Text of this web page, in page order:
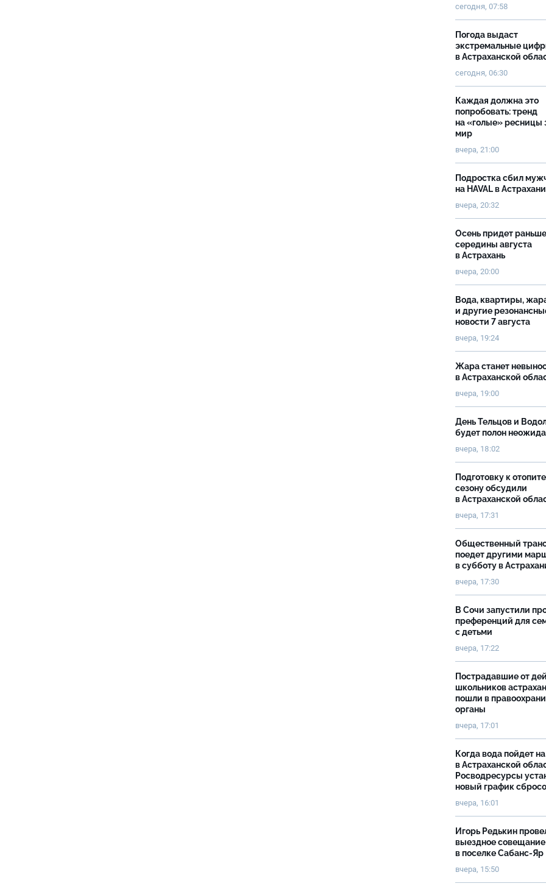
сегодня, 07:58
Погода выдаст
экстремальные
в Астраханской
сегодня, 06:30
Каждая должна это
попробовать: тренд
на «голые» ресницы
мир
вчера, 21:00
Подростка сбил
на HAVAL в Астрахани
вчера, 20:32
Осень придет раньше
середины августа
в Астрахань
вчера, 20:00
Вода, квартиры,
и другие
новости 7 августа
вчера, 19:24
Жара станет
в Астраханской
вчера, 19:00
День Тельцов и
будет полон
вчера, 18:02
Подготовку к
сезону обсудили
в Астраханской
вчера, 17:31
Общественный
поедет другими
в субботу в
вчера, 17:30
В Сочи запустили
преференций для
с детьми
вчера, 17:22
Пострадавшие от
школьников
пошли в
органы
вчера, 17:01
Когда вода пойдет
в Астраханской
Росводресурсы
новый график
вчера, 16:01
Игорь Редькин
выездное совещание
в поселке Сабанс-Яр
вчера, 15:50